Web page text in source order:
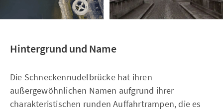
Hintergrund und Name
Die Schneckennudelbrücke hat ihren
außergewöhnlichen Namen aufgrund ihrer
charakteristischen runden Auffahrtrampen, die es